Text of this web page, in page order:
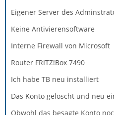
Eigener Server des
Keine Antivierensoftware
Interne Firewall von Microsoft
Router FRITZ!Box 7490
Ich habe TB neu installiert
Das Konto gelöscht und neu
Obwohl das besagte Konto